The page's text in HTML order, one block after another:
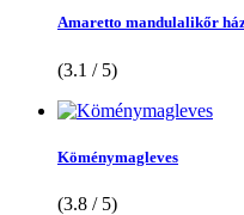
Amaretto mandulalikőr
(3.1 / 5)
Köménymagleves
(3.8 / 5)